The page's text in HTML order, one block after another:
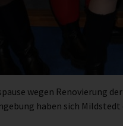
wegen Renovierung
haben sich